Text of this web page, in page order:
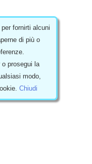
fornirti alcuni
di più o
prosegui la
modo,
Chiudi